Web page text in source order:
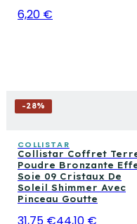
6,20 €
-28%
COLLISTAR
Collistar Coffret
Poudre Bronzante
Soie 09 Cristaux De
Soleil Shimmer Avec
Pinceau Goutte